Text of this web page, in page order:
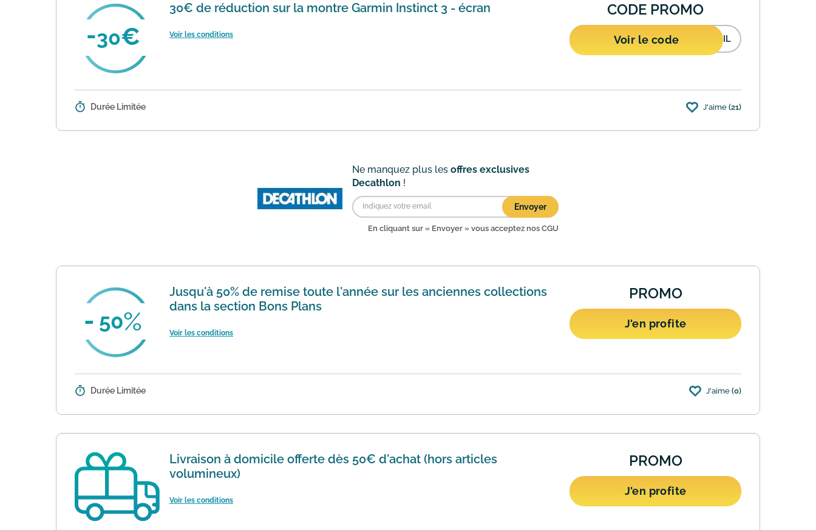
30
30€ de réduction sur la montre Garmin Instinct 3 - écran
Voir les conditions
CODE PROMO
Voir le code AIL
Détails : Decathlon propose une offre de réduction de 30€ sur la montre Garmin Instinct 3 avec écran solaire. Utilisez le code promo TRAIL lors
Durée Limitée J'aime (21)
Ne manquez plus les offres exclusives
Decathlon !
Envoyer
En cliquant sur « Envoyer » vous acceptez nos CGU
50
Jusqu'à 50% de remise toute l'année sur les anciennes collections
dans la section Bons Plans
Voir les conditions
PROMO
J'en profite
Détails : Profitez de remises toute l'année sur le site Decathlon en consultant la section "Bons Plans" du site. Vous y trouverez toutes les fins de
Durée Limitée J'aime (0)
Livraison à domicile offerte dès 50€ d'achat (hors articles
volumineux)
Voir les conditions
PROMO
J'en profite